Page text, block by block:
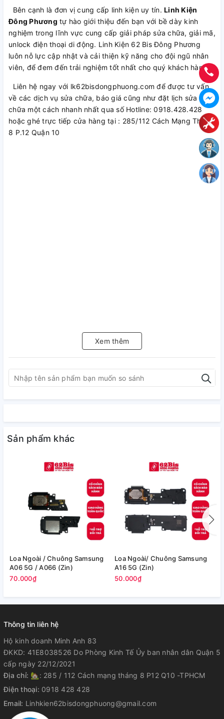
Bên cạnh là đơn vị cung cấp linh kiện uy tín. Linh Kiện
Đông Phương tự hào giới thiệu đến bạn với bề dày kinh
nghiệm trong lĩnh vực cung cấp giải pháp sửa chữa, giải mã,
unlock điện thoại di động. Linh Kiện 62 Bis Đông Phương
luôn nỗ lực cập nhật và cải thiện kỹ năng cho đội ngũ nhân
viên, để đem đến trải nghiệm tốt nhất cho quý khách hàng.
Liên hệ ngay với lk62bisdongphuong.com để được tư vấn
về các dịch vụ sửa chữa, báo giá cũng như đặt lịch sửa
chữa một cách nhanh nhất qua số Hotline: 0918.428.428
hoặc ghé trực tiếp cửa hàng tại : 285/112 Cách Mạng Tháng
8 P.12 Quận 10
Xem thêm
Sản phẩm khác
Loa Ngoài / Chuông Samsung
A06 5G / A066 (Zin)
70.000₫
Loa Ngoài/ Chuông Samsung
A16 5G (Zin)
50.000₫
Thông tin liên hệ
Hộ kinh doanh Minh Anh 83
ĐKKD: 41E8038526 Do Phòng Kinh Tế Ủy ban nhân dân Quận 5
cấp ngày 22/12/2021
Địa chỉ: 🏡: 285 / 112 Cách mạng tháng 8 P12 Q10 -TPHCM
Điện thoại: 0918 428 428
Email: Linhkien62bisdongphuong@gmail.com